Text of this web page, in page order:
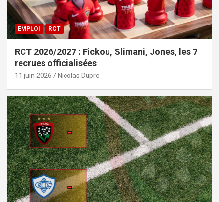
EMPLOI RCT
RCT 2026/2027 : Fickou, Slimani, Jones, les 7
recrues officialisées
11 juin 2026 Nicolas Dupre